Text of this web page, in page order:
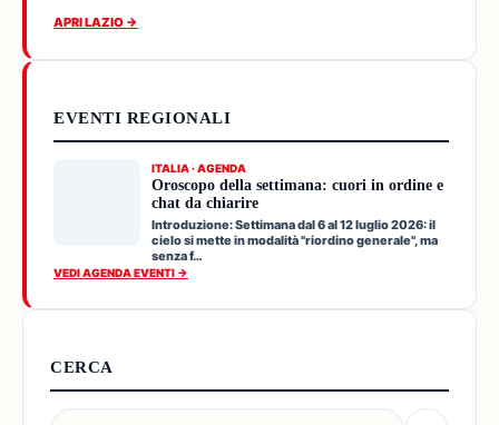
APRI LAZIO →
EVENTI REGIONALI
ITALIA · AGENDA
Oroscopo della settimana: cuori in ordine e
chat da chiarire
Introduzione: Settimana dal 6 al 12 luglio 2026: il
cielo si mette in modalità "riordino generale", ma
senza f…
VEDI AGENDA EVENTI →
CERCA